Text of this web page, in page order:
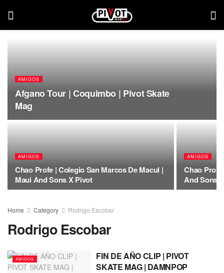
AMIGOS
Afgano Tour | Coquimbo | Pivot Skate
Mag
AMIGOS
Chao Profe | Colegio San Marcos De Macul |
Maui And Sons X Pivot
AMIGOS
Chao
And Sons
Home Category Rodrigo Escobar
Rodrigo Escobar
AMIGOS
FIN DE AÑO CLIP | PIVOT
SKATE MAG | DAMNPOP